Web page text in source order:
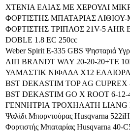
ΧΤΕΝΙΑ ΕΛΙΑΣ ΜΕ ΧΕΡΟΥΛΙ
ΦΟΡΤΙΣΤΗΣ ΜΠΑΤΑΡΙΑΣ
ΦΟΡΤΙΣΤΗΣ ΤΡΙΠΛΟΣ 21V-5 AHR
DOBLE 1.8 EC 250cc
Weber Spirit E-335 GBS Ψησταριά
ΛΙΠ BRANDT WAY 20-20-20+TE
ΥΑΜΑΣΤΙΚ ΝΙΦΑΔΑ Χ12
BST DEKASTIM TOP AG CUPREX
BST DEKASTIM GO X ROOT 6-12-
ΓΕΝΝΗΤΡΙΑ ΤΡΟΧΗΛΑΤΗ LIANG
Ψαλίδι Μπορντούρας Husqvarna
Φορτιστής Μπαταρίας Husqvarna 40-